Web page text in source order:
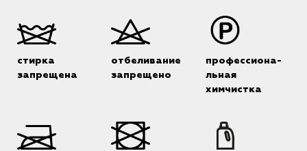
стирка
запрещена
отбеливание
запрещено
профессиона-
льная
химчистка